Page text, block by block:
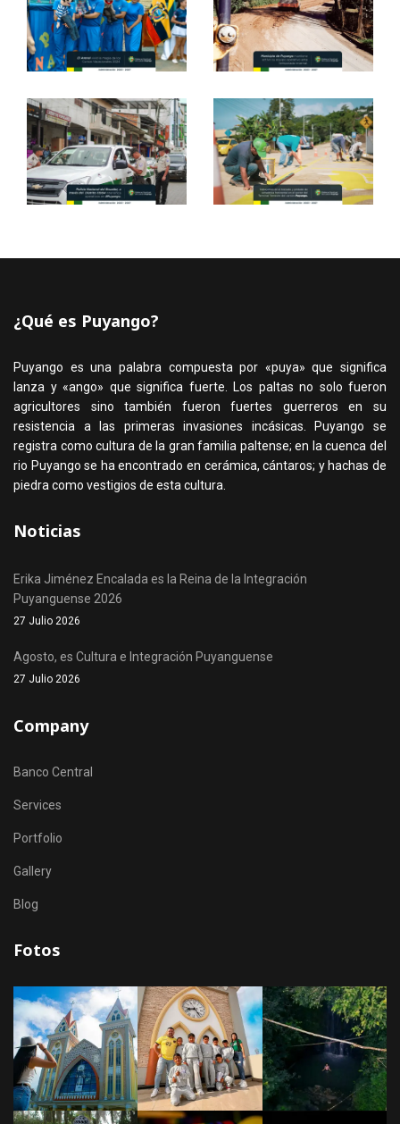
¿Qué es Puyango?
Puyango es una palabra compuesta por «puya» que significa
lanza y «ango» que significa fuerte. Los paltas no solo fueron
agricultores sino también fueron fuertes guerreros en su
resistencia a las primeras invasiones incásicas. Puyango se
registra como cultura de la gran familia paltense; en la cuenca del
rio Puyango se ha encontrado en cerámica, cántaros; y hachas de
piedra como vestigios de esta cultura.
Noticias
Erika Jiménez Encalada es la Reina de la Integración
Puyanguense 2026
27 Julio 2026
Agosto, es Cultura e Integración Puyanguense
27 Julio 2026
Company
Banco Central
Services
Portfolio
Gallery
Blog
Fotos